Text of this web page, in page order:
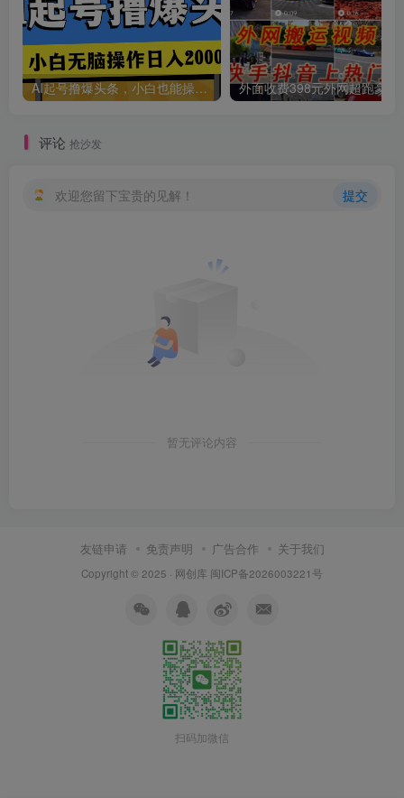
AI起号撸爆头条，小白也能操作，日入2000+
评论 抢沙发
欢迎您留下宝贵的见解！ 提交
暂无评论内容
友链申请 免责声明 广告合作 关于我们
Copyright © 2025 · 网创库 闽ICP备2026003221号
扫码加微信